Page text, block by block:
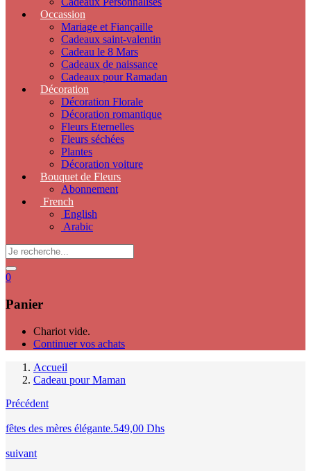
Occassion
Mariage et Fiançaille
Cadeaux saint-valentin
Cadeau le 8 Mars
Cadeaux de naissance
Cadeaux pour Ramadan
Décoration
Décoration Florale
Décoration romantique
Fleurs Eternelles
Fleurs séchées
Plantes
Décoration voiture
Bouquet de Fleurs
Abonnement
French
English
Arabic
0
Panier
Chariot vide.
Continuer vos achats
Accueil
Cadeau pour Maman
Précédent
fêtes des mères élégante.549,00 Dhs
suivant